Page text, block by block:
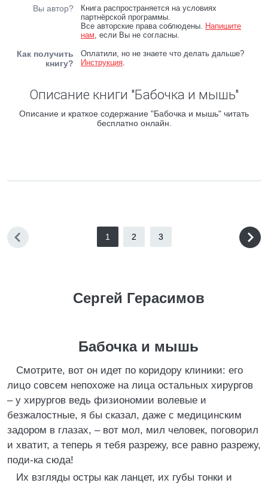
Вы автор?
Книга распространяется на условиях
партнёрской программы.
Все авторские права соблюдены. Напишите
нам, если Вы не согласны.
Как получить
книгу?
Оплатили, но не знаете что делать дальше?
Инструкция.
Описание книги "Бабочка и мышь"
Описание и краткое содержание "Бабочка и мышь" читать
бесплатно онлайн.
1 2 3
Сергей Герасимов
Бабочка и мышь
Смотрите, вот он идет по коридору клиники: его
лицо совсем непохоже на лица остальных хирургов
– у хирургов ведь физиономии волевые и
безжалостные, я бы сказал, даже с медицинским
задором в глазах, – вот мол, мил человек, поговорил
и хватит, а теперь я тебя разрежу, все равно разрежу,
поди-ка сюда!
Их взгляды остры как ланцет, их губы тонки и